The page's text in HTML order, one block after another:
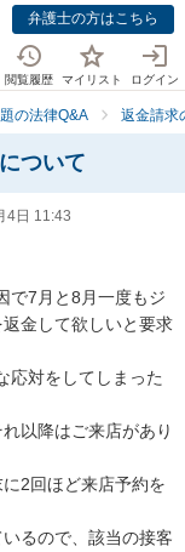
弁護士の方はこちら
閲覧履歴 マイリスト ログイン
の法律Q&A 返金請求
ついて
4日 11:43
で7月と8月一度もジ
金して欲しいと要求
応対をしてしまった
以降はご来店があり
2回ほど来店予約を
るので、該当の接客